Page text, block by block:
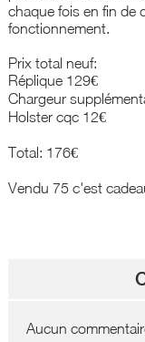
chaque fois en fin de
fonctionnement.
Prix total neuf:
Réplique 129€
Chargeur
Holster cqc 12€
Total: 176€
Vendu 75 c'est
Aucun